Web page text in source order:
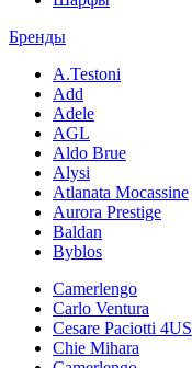
Бренды
A.Testoni
Add
Adele
AGL
Aldo Brue
Alysi
Atlanata Mocassine
Aurora Prestige
Baldan
Byblos
Camerlengo
Carlo Ventura
Cesare Paciotti 4US
Chie Mihara